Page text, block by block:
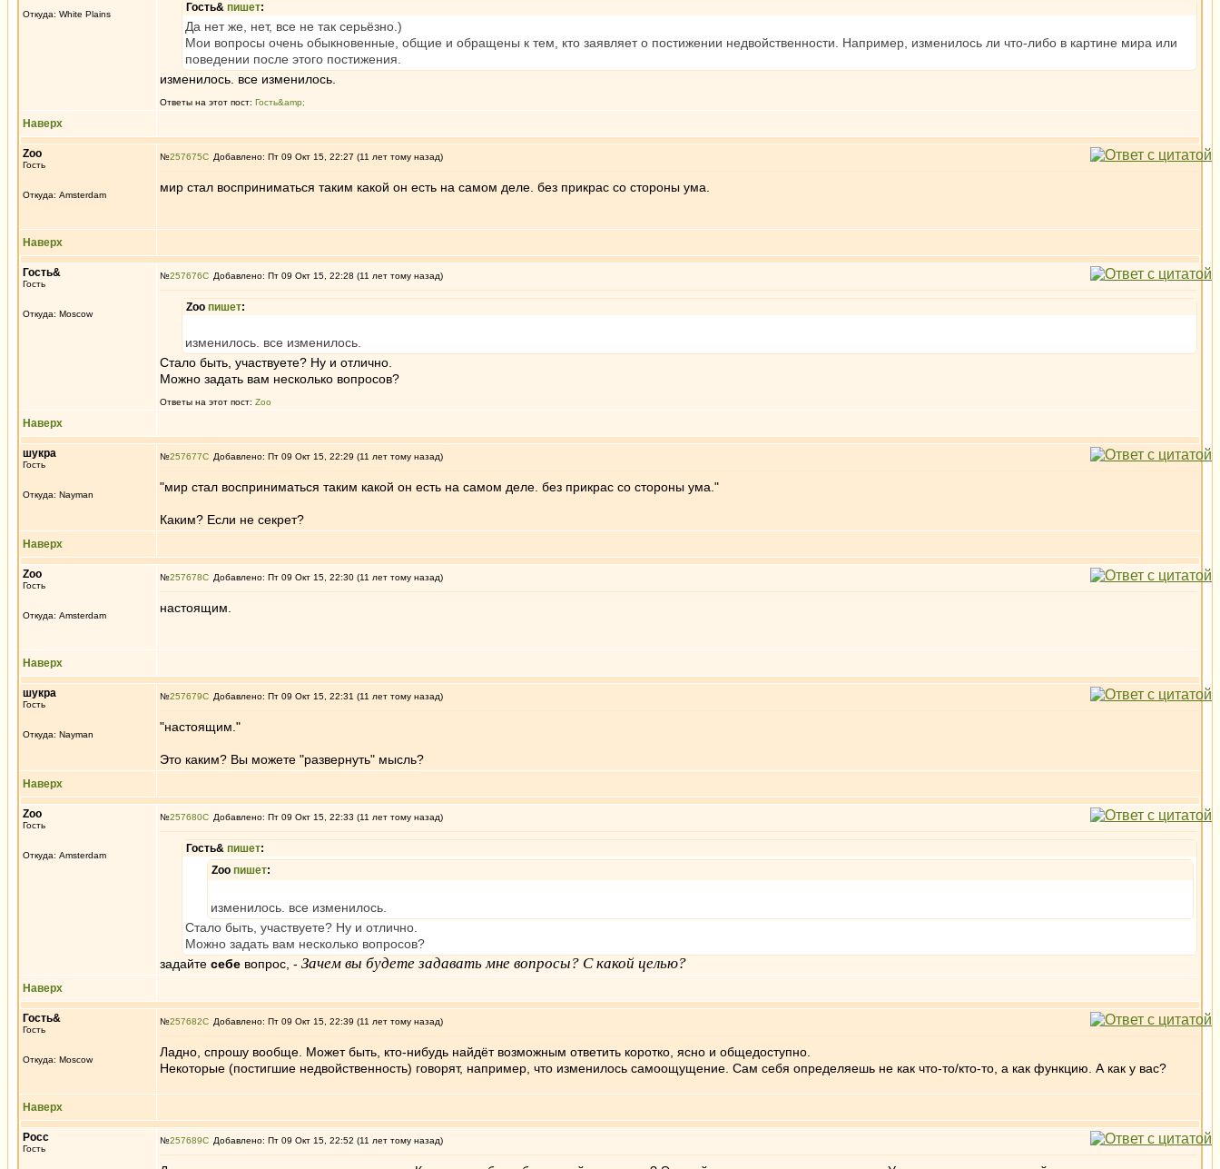
Откуда: White Plains
Гость& пишет:
Да нет же, нет, все не так серьёзно.)
Мои вопросы очень обыкновенные, общие и обращены к тем, кто заявляет о постижении недвойственности. Например, изменилось ли что-либо в картине мира или
поведении после этого постижения.
изменилось. все изменилось.
Ответы на этот пост: Гость&amp;
Наверх
Zoo
Гость
Откуда: Amsterdam
№257675 Добавлено: Пт 09 Окт 15, 22:27 (11 лет тому назад)
мир стал восприниматься таким какой он есть на самом деле. без прикрас со стороны ума.
Наверх
Гость&
Гость
Откуда: Moscow
№257676 Добавлено: Пт 09 Окт 15, 22:28 (11 лет тому назад)
Zoo пишет:
изменилось. все изменилось.
Стало быть, участвуете? Ну и отлично.
Можно задать вам несколько вопросов?
Ответы на этот пост: Zoo
Наверх
шукра
Гость
Откуда: Nayman
№257677 Добавлено: Пт 09 Окт 15, 22:29 (11 лет тому назад)
"мир стал восприниматься таким какой он есть на самом деле. без прикрас со стороны ума."
Каким? Если не секрет?
Наверх
Zoo
Гость
Откуда: Amsterdam
№257678 Добавлено: Пт 09 Окт 15, 22:30 (11 лет тому назад)
настоящим.
Наверх
шукра
Гость
Откуда: Nayman
№257679 Добавлено: Пт 09 Окт 15, 22:31 (11 лет тому назад)
"настоящим."
Это каким? Вы можете "развернуть" мысль?
Наверх
Zoo
Гость
Откуда: Amsterdam
№257680 Добавлено: Пт 09 Окт 15, 22:33 (11 лет тому назад)
Гость& пишет:
Zoo пишет:
изменилось. все изменилось.
Стало быть, участвуете? Ну и отлично.
Можно задать вам несколько вопросов?
задайте себе вопрос, - Зачем вы будете задавать мне вопросы? С какой целью?
Наверх
Гость&
Гость
Откуда: Moscow
№257682 Добавлено: Пт 09 Окт 15, 22:39 (11 лет тому назад)
Ладно, спрошу вообще. Может быть, кто-нибудь найдёт возможным ответить коротко, ясно и общедоступно.
Некоторые (постигшие недвойственность) говорят, например, что изменилось самоощущение. Сам себя определяешь не как что-то/кто-то, а как функцию. А как у вас?
Наверх
Росс
Гость
№257689 Добавлено: Пт 09 Окт 15, 22:52 (11 лет тому назад)